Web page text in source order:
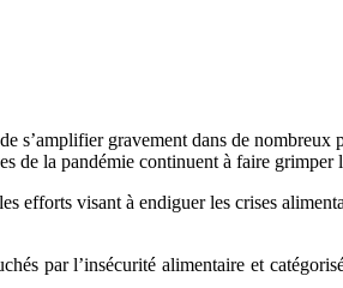
s’amplifier gravement dans de
de la pandémie continuent à faire grimper
efforts visant à endiguer les crises
par l’insécurité alimentaire et